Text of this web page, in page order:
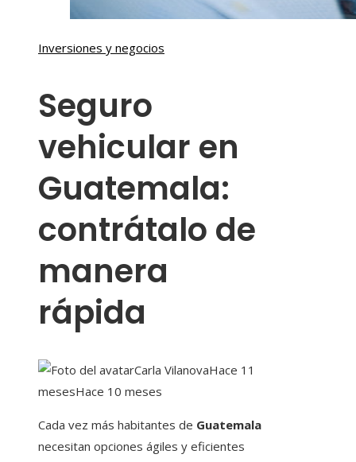
Inversiones y negocios
Seguro
vehicular en
Guatemala:
contrátalo de
manera
rápida
Carla VilanovaHace 11
mesesHace 10 meses
Cada vez más habitantes de Guatemala
necesitan opciones ágiles y eficientes